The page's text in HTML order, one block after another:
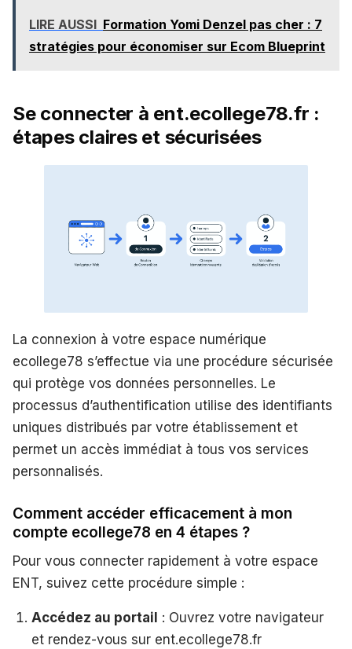
LIRE AUSSI Formation Yomi Denzel pas cher : 7
stratégies pour économiser sur Ecom Blueprint
Se connecter à ent.ecollege78.fr :
étapes claires et sécurisées
La connexion à votre espace numérique
ecollege78 s’effectue via une procédure sécurisée
qui protège vos données personnelles. Le
processus d’authentification utilise des identifiants
uniques distribués par votre établissement et
permet un accès immédiat à tous vos services
personnalisés.
Comment accéder efficacement à mon
compte ecollege78 en 4 étapes ?
Pour vous connecter rapidement à votre espace
ENT, suivez cette procédure simple :
Accédez au portail : Ouvrez votre navigateur
et rendez-vous sur ent.ecollege78.fr